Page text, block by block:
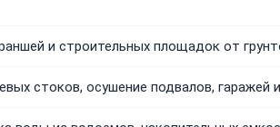
и строительных площадок от
стоков, осушение подвалов, гаражей